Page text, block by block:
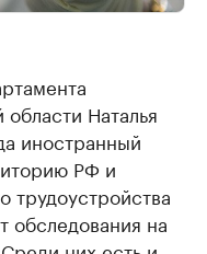
Наталья
иностранный
РФ и
трудоустройства
обследования на